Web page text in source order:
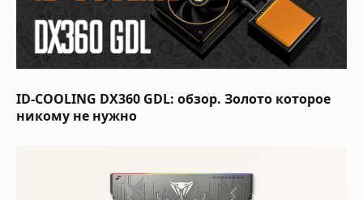
ID-COOLING DX360 GDL: обзор. Золото которое
никому не нужно